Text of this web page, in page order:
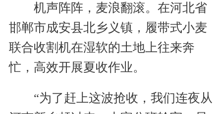
机声阵阵，麦浪翻滚。在河北省
邯郸市成安县北乡义镇，履带式小麦
联合收割机在湿软的土地上往来奔
忙，高效开展夏收作业。
“为了赶上这波抢收，我们连夜从